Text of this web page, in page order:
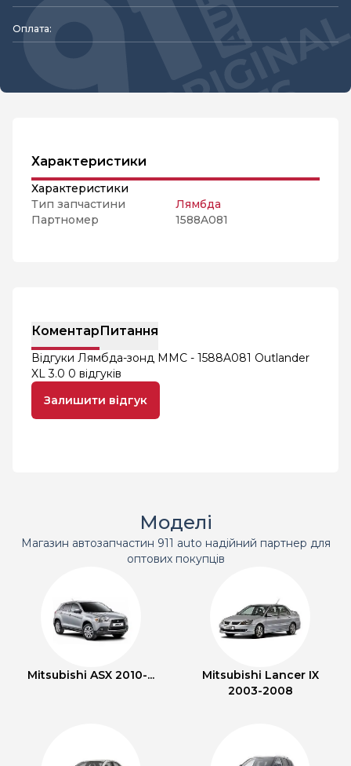
Оплата:
Характеристики
Характеристики
Тип запчастини
Лямбда
Партномер
1588A081
КоментарПитання
Відгуки Лямбда-зонд MMC - 1588A081 Outlander
XL 3.0 0 відгуків
Залишити відгук
Моделі
Магазин автозапчастин 911 auto надійний партнер для
оптових покупців
Mitsubishi ASX 2010-...
Mitsubishi Lancer IX
2003-2008